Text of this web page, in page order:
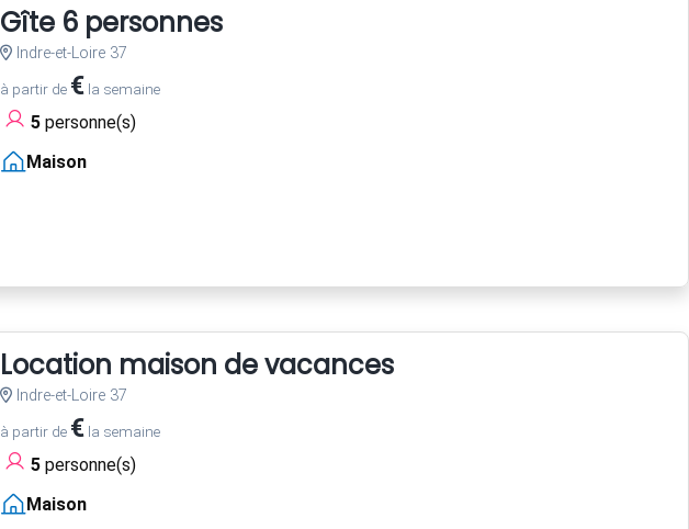
Gîte 6 personnes
Indre-et-Loire 37
à partir de €la semaine
5personne(s)
Maison
Location maison de vacances
Indre-et-Loire 37
à partir de €la semaine
5personne(s)
Maison